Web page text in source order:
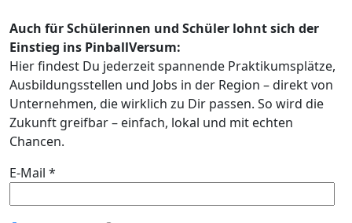
Auch für Schülerinnen und Schüler lohnt sich der
Einstieg ins PinballVersum:
Hier findest Du jederzeit spannende Praktikumsplätze,
Ausbildungsstellen und Jobs in der Region – direkt von
Unternehmen, die wirklich zu Dir passen. So wird die
Zukunft greifbar – einfach, lokal und mit echten
Chancen.
E-Mail *